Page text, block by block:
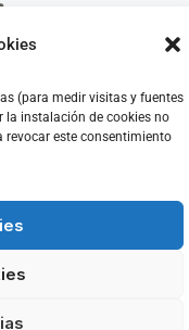
(para medir visitas y fuentes
la instalación de cookies no
revocar este consentimiento